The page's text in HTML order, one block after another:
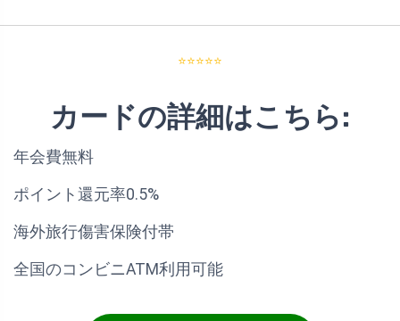
⭐⭐⭐⭐⭐
カードの詳細はこちら:
年会費無料
ポイント還元率0.5%
海外旅行傷害保険付帯
全国のコンビニATM利用可能